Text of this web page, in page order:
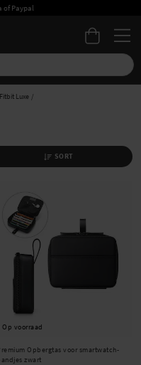
of Paypal
Fitbit Luxe
SORT
Op voorraad
Opbergtas voor smartwatch-
zwart